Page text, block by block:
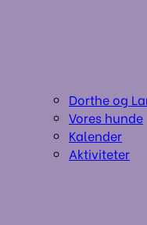
Dorthe og
Vores hunde
Kalender
Aktiviteter